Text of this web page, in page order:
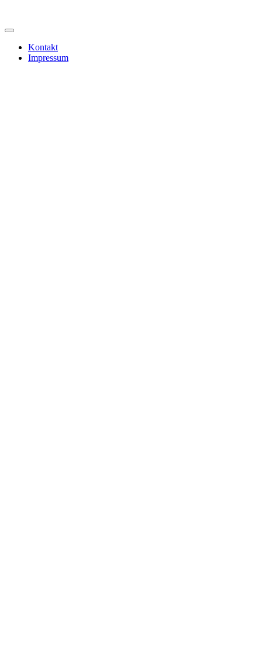
Kontakt
Impressum